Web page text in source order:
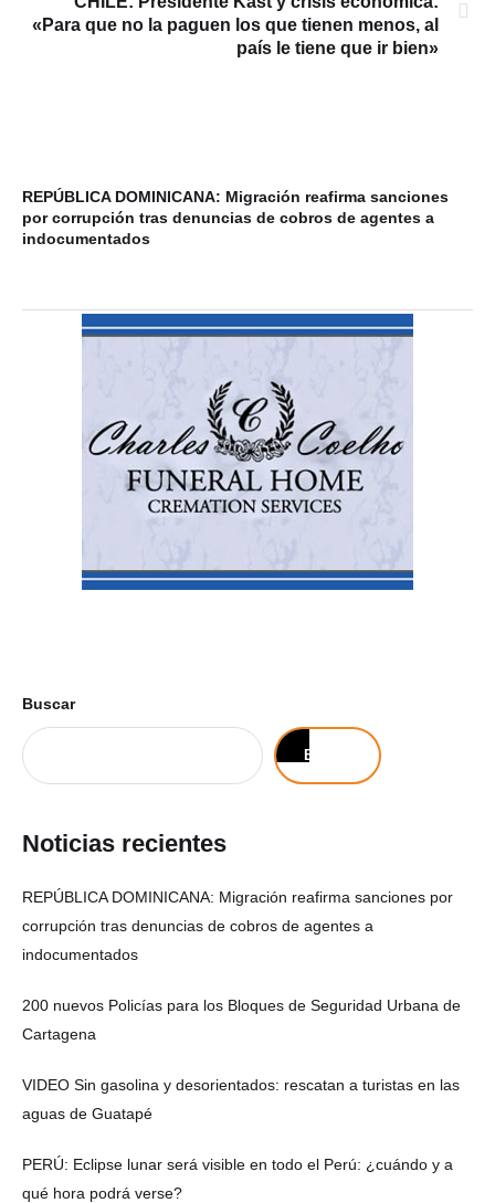
«Para que no la paguen los que tienen menos, al
país le tiene que ir bien»
REPÚBLICA DOMINICANA: Migración reafirma sanciones
por corrupción tras denuncias de cobros de agentes a
indocumentados
Buscar
Buscar
Noticias recientes
REPÚBLICA DOMINICANA: Migración reafirma sanciones por
corrupción tras denuncias de cobros de agentes a
indocumentados
200 nuevos Policías para los Bloques de Seguridad Urbana de
Cartagena
VIDEO Sin gasolina y desorientados: rescatan a turistas en las
aguas de Guatapé
PERÚ: Eclipse lunar será visible en todo el Perú: ¿cuándo y a
qué hora podrá verse?